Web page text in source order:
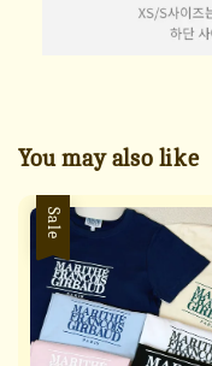
You may also like
Sale